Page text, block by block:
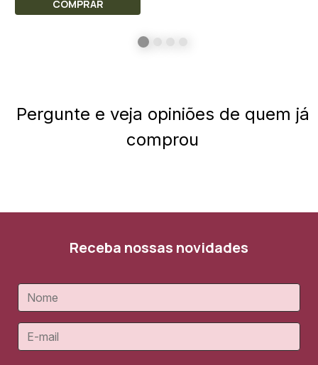
COMPRAR
Pergunte e veja opiniões de quem já
comprou
Receba nossas novidades